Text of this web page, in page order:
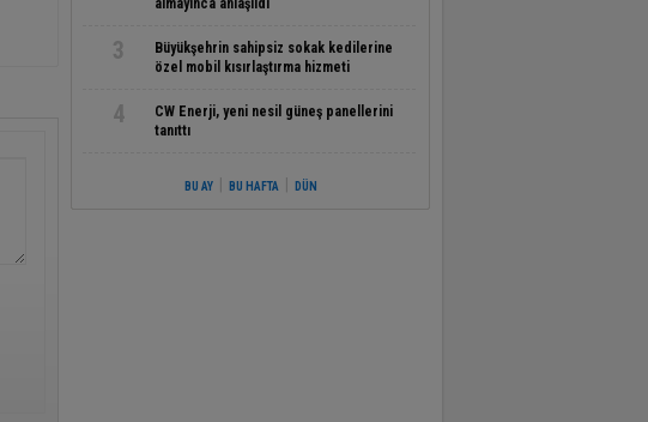
almayınca anlaşıldı
3
Büyükşehrin sahipsiz sokak kedilerine
özel mobil kısırlaştırma hizmeti
4
CW Enerji, yeni nesil güneş panellerini
tanıttı
BU AY BU HAFTA DÜN